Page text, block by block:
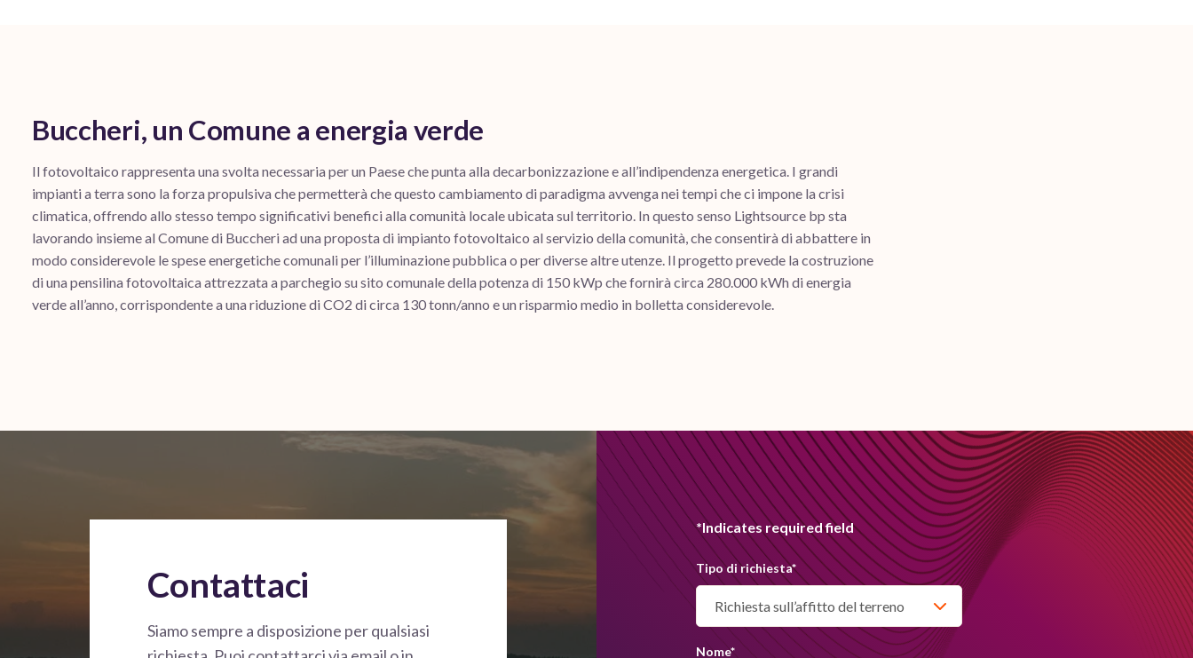
Buccheri, un Comune a energia verde
Il fotovoltaico rappresenta una svolta necessaria per un Paese che punta alla decarbonizzazione e all’indipendenza energetica. I grandi
impianti a terra sono la forza propulsiva che permetterà che questo cambiamento di paradigma avvenga nei tempi che ci impone la crisi
climatica, offrendo allo stesso tempo significativi benefici alla comunità locale ubicata sul territorio. In questo senso Lightsource bp sta
lavorando insieme al Comune di Buccheri ad una proposta di impianto fotovoltaico al servizio della comunità, che consentirà di abbattere in
modo considerevole le spese energetiche comunali per l’illuminazione pubblica o per diverse altre utenze. Il progetto prevede la costruzione
di una pensilina fotovoltaica attrezzata a parchegio su sito comunale della potenza di 150 kWp che fornirà circa 280.000 kWh di energia
verde all’anno, corrispondente a una riduzione di CO2 di circa 130 tonn/anno e un risparmio medio in bolletta considerevole.
Contattaci
Siamo sempre a disposizione per qualsiasi
*Indicates required field
Tipo di richiesta*
Nome*